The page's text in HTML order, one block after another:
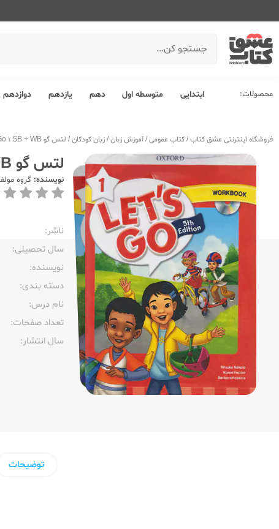
محصولات: ابتدایی متوسطه اول دهم یازدهم دوازدهم
فروشگاه اینترنتی عشق کتاب/کتاب عمومی/آموزش زبان/زبان کودکان/ لتس گو Lets Go 1 SB + WB
لتس گو Lets Go 1 SB + WB
نویسنده: گروه
ناشر:‌
سال تحصیلی:‌
نویسنده:‌
دسته بندی:
نام درس:
تعداد صفحات:‌
سال انتشار:‌
توضیحات